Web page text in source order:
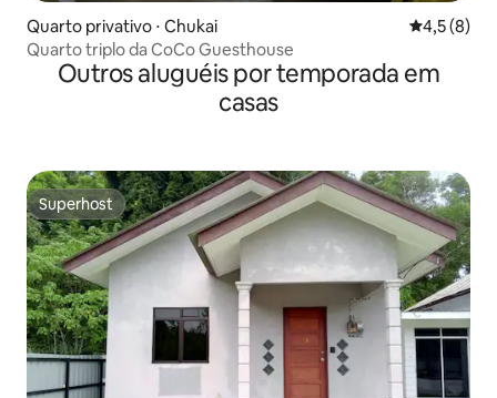
Quarto privativo ⋅ Chukai 4,5 de
4,5 (8)
Quarto triplo da CoCo Guesthouse
Outros aluguéis por temporada em
casas
Superhost
Superhost